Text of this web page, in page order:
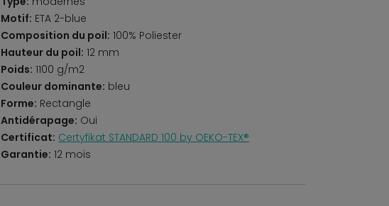
Motif: ETA 2-blue
Composition du poil: 100% Poliester
Hauteur du poil: 12 mm
Poids: 1100 g/m2
Couleur dominante: bleu
Forme: Rectangle
Antidérapage: Oui
Certificat: Certyfikat STANDARD 100 by OEKO-TEX®
Garantie: 12 mois